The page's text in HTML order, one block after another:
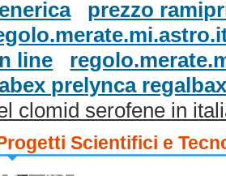
prezzo
line
prelynca
clomid serofene in
Scientifici e